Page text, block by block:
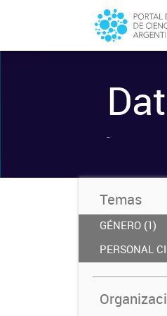
-
Temas
GÉNERO (1)
PERSONAL